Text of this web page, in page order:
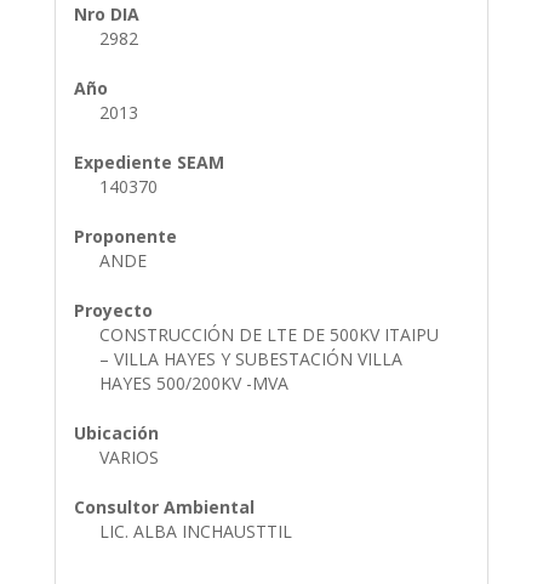
Nro DIA
2982
Año
2013
Expediente SEAM
140370
Proponente
ANDE
Proyecto
CONSTRUCCIÓN DE LTE DE 500KV ITAIPU
– VILLA HAYES Y SUBESTACIÓN VILLA
HAYES 500/200KV -MVA
Ubicación
VARIOS
Consultor Ambiental
LIC. ALBA INCHAUSTTIL